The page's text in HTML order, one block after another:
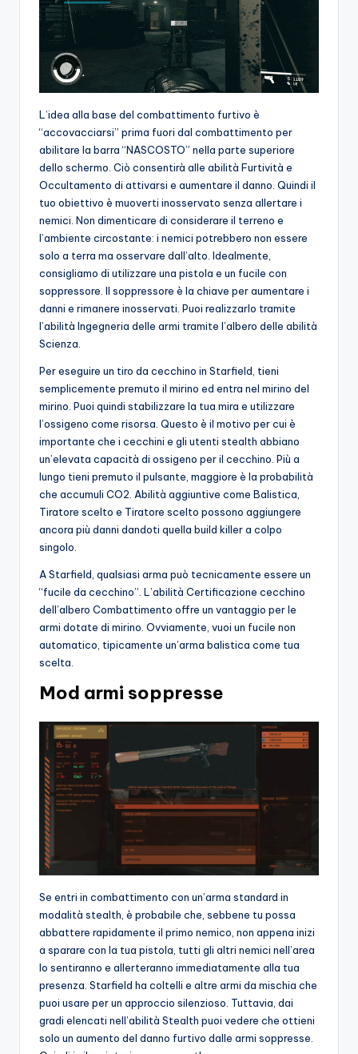
L’idea alla base del combattimento furtivo è
“accovacciarsi” prima fuori dal combattimento per
abilitare la barra “NASCOSTO” nella parte superiore
dello schermo. Ciò consentirà alle abilità Furtività e
Occultamento di attivarsi e aumentare il danno. Quindi il
tuo obiettivo è muoverti inosservato senza allertare i
nemici. Non dimenticare di considerare il terreno e
l’ambiente circostante: i nemici potrebbero non essere
solo a terra ma osservare dall’alto. Idealmente,
consigliamo di utilizzare una pistola e un fucile con
soppressore. Il soppressore è la chiave per aumentare i
danni e rimanere inosservati. Puoi realizzarlo tramite
l’abilità Ingegneria delle armi tramite l’albero delle abilità
Scienza.
Per eseguire un tiro da cecchino in Starfield, tieni
semplicemente premuto il mirino ed entra nel mirino del
mirino. Puoi quindi stabilizzare la tua mira e utilizzare
l’ossigeno come risorsa. Questo è il motivo per cui è
importante che i cecchini e gli utenti stealth abbiano
un’elevata capacità di ossigeno per il cecchino. Più a
lungo tieni premuto il pulsante, maggiore è la probabilità
che accumuli CO2. Abilità aggiuntive come Balistica,
Tiratore scelto e Tiratore scelto possono aggiungere
ancora più danni dandoti quella build killer a colpo
singolo.
A Starfield, qualsiasi arma può tecnicamente essere un
“fucile da cecchino”. L’abilità Certificazione cecchino
dell’albero Combattimento offre un vantaggio per le
armi dotate di mirino. Ovviamente, vuoi un fucile non
automatico, tipicamente un’arma balistica come tua
scelta.
Mod armi soppresse
Se entri in combattimento con un’arma standard in
modalità stealth, è probabile che, sebbene tu possa
abbattere rapidamente il primo nemico, non appena inizi
a sparare con la tua pistola, tutti gli altri nemici nell’area
lo sentiranno e allerteranno immediatamente alla tua
presenza. Starfield ha coltelli e altre armi da mischia che
puoi usare per un approccio silenzioso. Tuttavia, dai
gradi elencati nell’abilità Stealth puoi vedere che ottieni
solo un aumento del danno furtivo dalle armi soppresse.